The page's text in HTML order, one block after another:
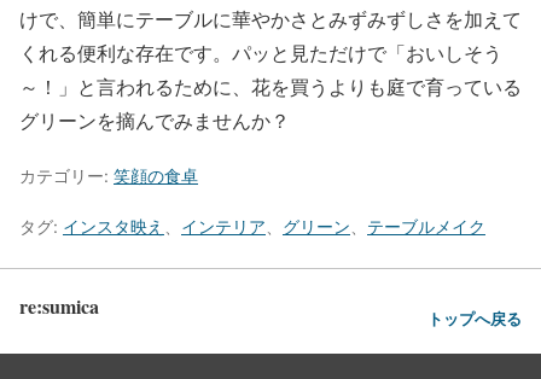
けで、簡単にテーブルに華やかさとみずみずしさを加えて
くれる便利な存在です。パッと見ただけで「おいしそう
～！」と言われるために、花を買うよりも庭で育っている
グリーンを摘んでみませんか？
カテゴリー: 笑顔の食卓
タグ: インスタ映え インテリア グリーン テーブルメイク
re:sumica トップへ戻る